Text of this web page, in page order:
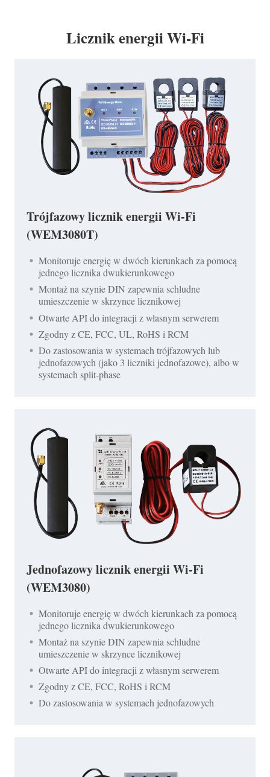
Licznik energii Wi-Fi
Trójfazowy licznik energii Wi-Fi
(WEM3080T)
Monitoruje energię w dwóch kierunkach za pomocą
jednego licznika dwukierunkowego
Montaż na szynie DIN zapewnia schludne
umieszczenie w skrzynce licznikowej
Otwarte API do integracji z własnym serwerem
Zgodny z CE, FCC, UL, RoHS i RCM
Do zastosowania w systemach trójfazowych lub
jednofazowych (jako 3 liczniki jednofazowe), albo w
systemach split-phase
Jednofazowy licznik energii Wi-Fi
(WEM3080)
Monitoruje energię w dwóch kierunkach za pomocą
jednego licznika dwukierunkowego
Montaż na szynie DIN zapewnia schludne
umieszczenie w skrzynce licznikowej
Otwarte API do integracji z własnym serwerem
Zgodny z CE, FCC, RoHS i RCM
Do zastosowania w systemach jednofazowych